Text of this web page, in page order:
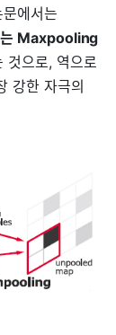
에서는
Maxpooling
것으로, 역으로
강한 자극의